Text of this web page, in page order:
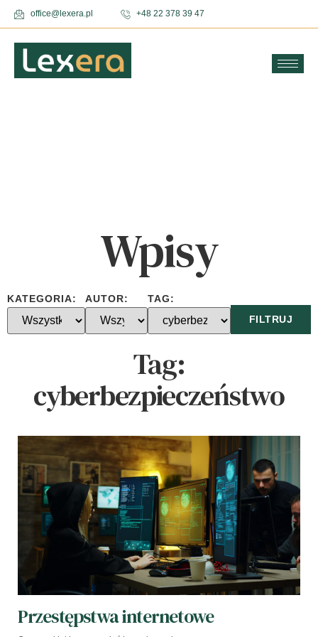
office@lexera.pl +48 22 378 39 47
Wpisy
KATEGORIA: AUTOR:
TAG:
FILTRUJ
Tag:
cyberbezpieczeństwo
Przestępstwa internetowe